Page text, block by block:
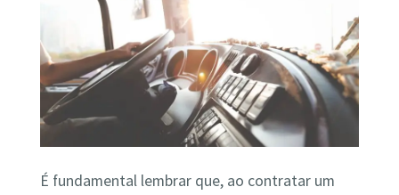
É fundamental lembrar que, ao contratar um